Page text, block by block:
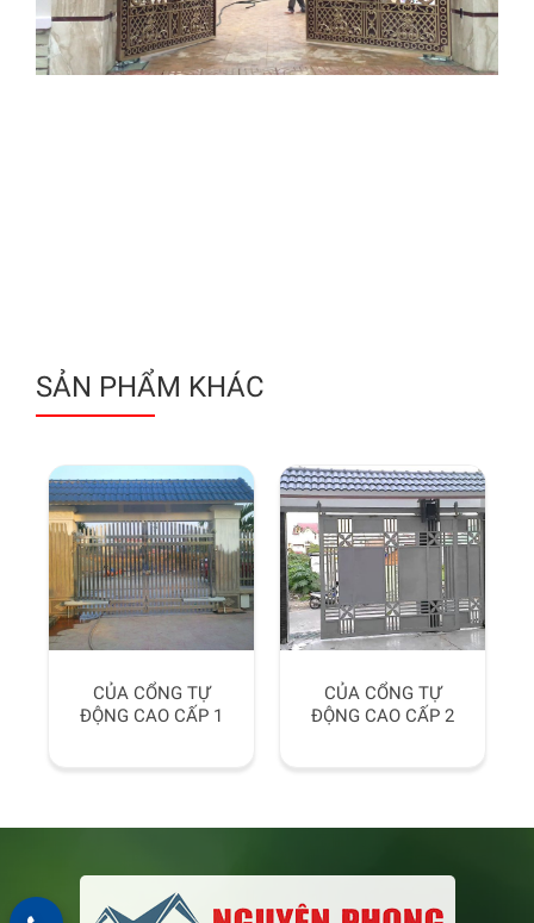
SẢN PHẨM KHÁC
CỦA CỔNG TỰ
ĐỘNG CAO CẤP 1
CỦA CỔNG TỰ
ĐỘNG CAO CẤP 2